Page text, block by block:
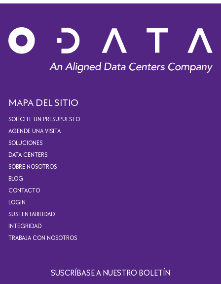
MAPA DEL SITIO
SOLICITE UN PRESUPUESTO
AGENDE UNA VISITA
SOLUCIONES
DATA CENTERS
SOBRE NOSOTROS
BLOG
CONTACTO
LOGIN
SUSTENTABILIDAD
INTEGRIDAD
TRABAJA CON NOSOTROS
SUSCRÍBASE A NUESTRO BOLETÍN